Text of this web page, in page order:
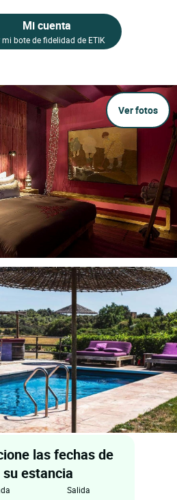
Mi cuenta
mi bote de fidelidad de ETIK
Ver fotos
las fechas de
su estancia
salida